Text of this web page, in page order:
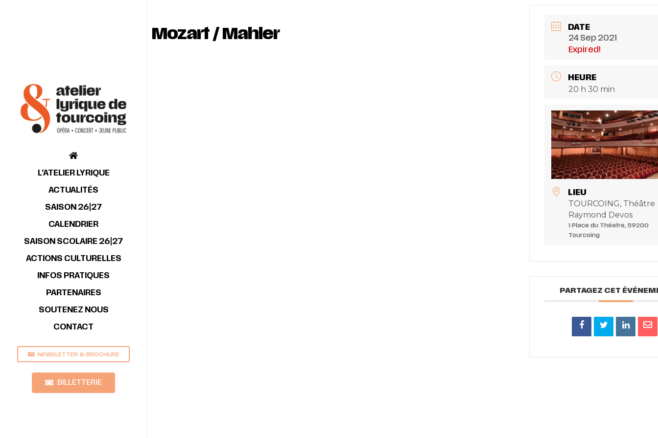
L’ATELIER LYRIQUE
ACTUALITÉS
SAISON 26|27
CALENDRIER
SAISON SCOLAIRE 26|27
ACTIONS CULTURELLES
INFOS PRATIQUES
PARTENAIRES
SOUTENEZ NOUS
CONTACT
NEWSLETTER & BROCHURE
BILLETTERIE
Mozart / Mahler
DATE
24 Sep 2021
Expired!
HEURE
20 h 30 min
LIEU
TOURCOING, Théâtre
Raymond Devos
1 Place du Théatre, 59200
Tourcoing
PARTAGEZ CET